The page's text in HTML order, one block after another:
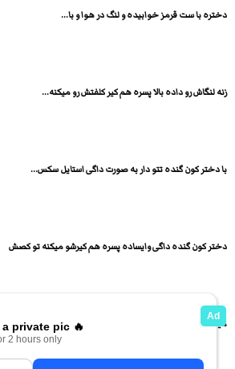
دختره با ست قرمز خوابیده و لنگ در هوا و با...
زنه لنگاش رو داده بالا پسره هم کیر کلفتش رو میکنه...
با دختر کون گنده تتو دار به صورت داگی استایل سکس...
دختر کون گنده داگی وایساده پسره هم کیرشو میکنه تو کصش
میلف سن بالای کون گنده رو کیر پسره سوار شده و...